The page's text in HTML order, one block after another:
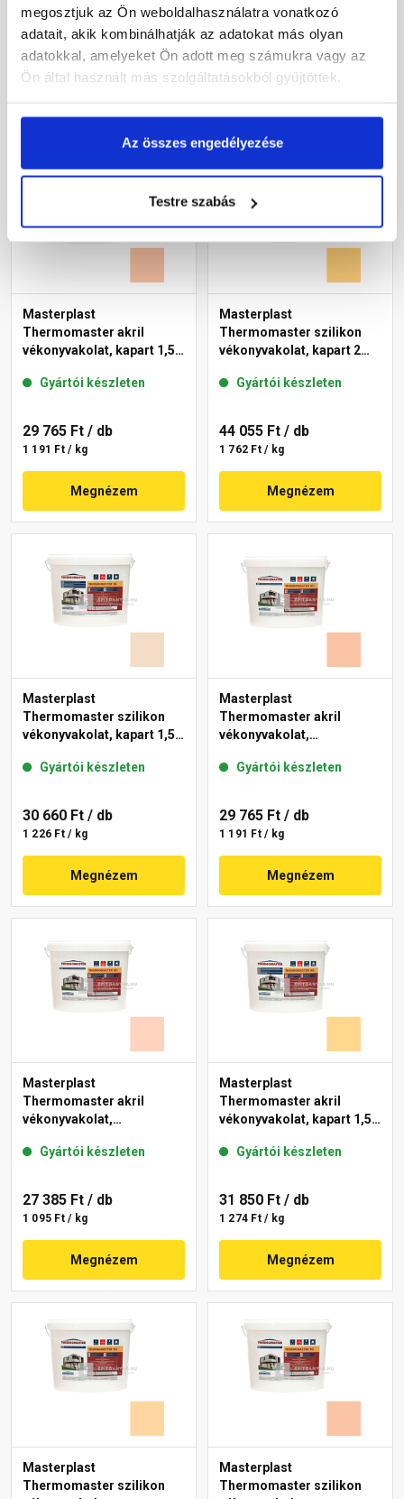
megosztjuk az Ön weboldalhasználatra vonatkozó
adatait, akik kombinálhatják az adatokat más olyan
adatokkal, amelyeket Ön adott meg számukra vagy az
Ön által használt más szolgáltatásokból gyűjtöttek.
Az összes engedélyezése
Testre szabás
27 385 Ft
1 095 Ft / kg
31 850 Ft / db
1 274 Ft / kg
Masterplast
Thermomaster akril
vékonyvakolat, kapart 1,5
Gyártói készleten
29 765 Ft / db
1 191 Ft / kg
Megnézem
Masterplast
Thermomaster szilikon
vékonyvakolat, kapart 2
Gyártói készleten
44 055 Ft / db
1 762 Ft / kg
Megnézem
Masterplast
Thermomaster szilikon
vékonyvakolat, kapart 1,5
Gyártói készleten
30 660 Ft / db
1 226 Ft / kg
Megnézem
Masterplast
Thermomaster akril
vékonyvakolat,
11-D 25 kg
Gyártói készleten
29 765 Ft / db
1 191 Ft / kg
Megnézem
Masterplast
Thermomaster akril
vékonyvakolat,
15-E 25 kg
Gyártói készleten
27 385 Ft / db
1 095 Ft / kg
Megnézem
Masterplast
Thermomaster akril
vékonyvakolat, kapart 1,5
Gyártói készleten
31 850 Ft / db
1 274 Ft / kg
Megnézem
Masterplast
Thermomaster szilikon
Masterplast
Thermomaster szilikon